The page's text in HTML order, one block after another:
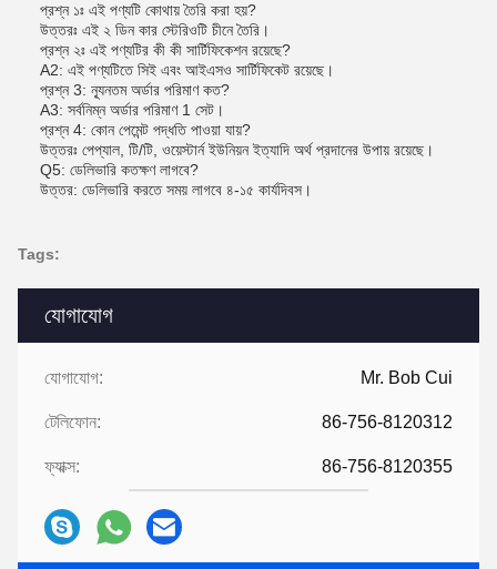
যোগাযোগ
যোগাযোগ: Mr. Bob Cui
টেলিফোন: 86-756-8120312
ফ্যাক্স: 86-756-8120355
প্রশ্ন ১ঃ এই পণ্যটি কোথায় তৈরি করা হয়?
উত্তরঃ এই ২ ডিন কার স্টেরিওটি চীনে তৈরি।
প্রশ্ন ২ঃ এই পণ্যটির কী কী সার্টিফিকেশন রয়েছে?
A2: এই পণ্যটিতে সিই এবং আইএসও সার্টিফিকেট রয়েছে।
প্রশ্ন 3: ন্যূনতম অর্ডার পরিমাণ কত?
A3: সর্বনিম্ন অর্ডার পরিমাণ 1 সেট।
প্রশ্ন 4: কোন পেমেন্ট পদ্ধতি পাওয়া যায়?
উত্তরঃ পেপ্যাল, টি/টি, ওয়েস্টার্ন ইউনিয়ন ইত্যাদি অর্থ প্রদানের উপায় রয়েছে।
Q5: ডেলিভারি কতক্ষণ লাগবে?
উত্তর: ডেলিভারি করতে সময় লাগবে ৪-১৫ কার্যদিবস।
Tags: